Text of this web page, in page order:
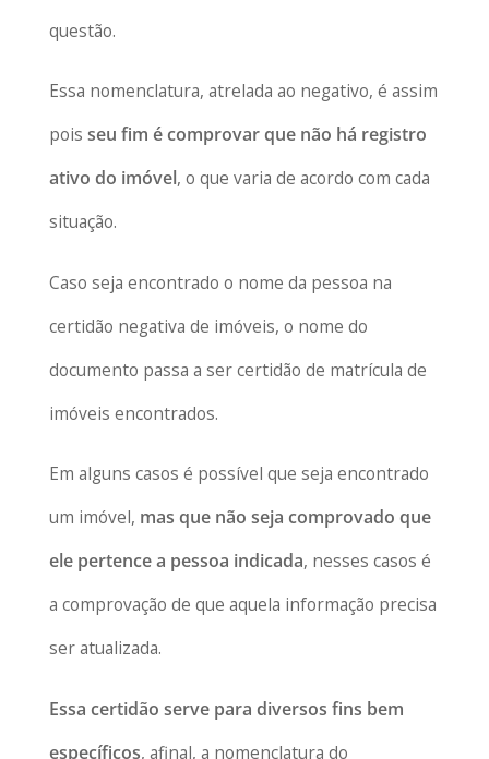
questão.
Essa nomenclatura, atrelada ao negativo, é assim
pois seu fim é comprovar que não há registro
ativo do imóvel, o que varia de acordo com cada
situação.
Caso seja encontrado o nome da pessoa na
certidão negativa de imóveis, o nome do
documento passa a ser certidão de matrícula de
imóveis encontrados.
Em alguns casos é possível que seja encontrado
um imóvel, mas que não seja comprovado que
ele pertence a pessoa indicada, nesses casos é
a comprovação de que aquela informação precisa
ser atualizada.
Essa certidão serve para diversos fins bem
específicos, afinal, a nomenclatura do